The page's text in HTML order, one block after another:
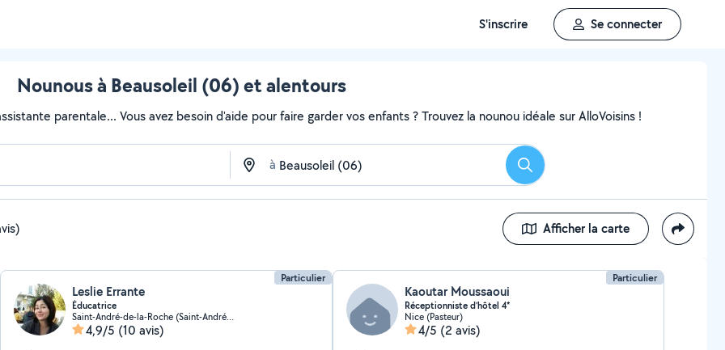
S'inscrire Se connecter
Nounous à Beausoleil (06) et alentours
parentale... Vous avez besoin d'aide pour faire garder vos enfants ? Trouvez la nounou idéale sur AlloVoisins !
à Rechercher
Afficher la carte
Particulier
Leslie Errante
Éducatrice
Saint-André-de-la-Roche (Saint-André-de-la-Roche)
4,9/5 (10 avis)
Particulier
Kaoutar Moussaoui
Réceptionniste d’hôtel 4*
Nice (Pasteur)
4/5 (2 avis)